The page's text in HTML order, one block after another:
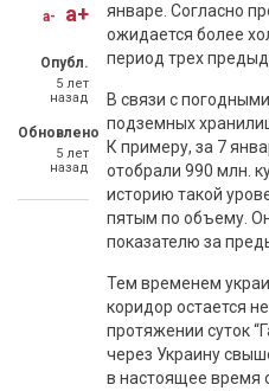
a- a+
Опубл.
5 лет
назад
Обновлено
5 лет
назад
январе. Согласно
ожидается более
период трех
В связи с
подземных
К примеру, за 7
отобрали 990 млн.
историю такой
пятым по объему.
показателю за
Тем временем
коридор остается
протяжении суток
через Украину
в настоящее время